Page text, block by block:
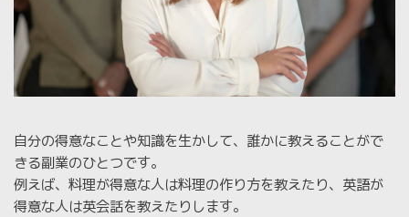
自分の得意なことや知識を生かして、誰かに教えることがで
きる副業のひとつです。
例えば、料理が得意な人は料理の作り方を教えたり、英語が
得意な人は英会話を教えたりします。